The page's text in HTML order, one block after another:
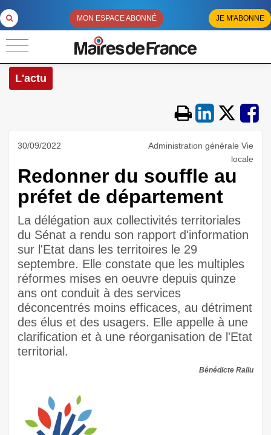
MON ESPACE ABONNÉ JE M'ABONNE
L'actu
30/09/2022
Administration générale Vie
locale
Redonner du souffle au
préfet de département
La délégation aux collectivités territoriales
du Sénat a rendu son rapport d'information
sur l'Etat dans les territoires le 29
septembre. Elle constate que les multiples
réformes mises en oeuvre depuis quinze
ans ont conduit à des services
déconcentrés moins efficaces, au détriment
des élus et des usagers. Elle appelle à une
clarification et à une réorganisation de l'Etat
territorial.
Bénédicte Rallu